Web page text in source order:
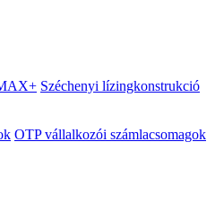
Széchenyi lízingkonstrukció
OTP vállalkozói számlacsomagok